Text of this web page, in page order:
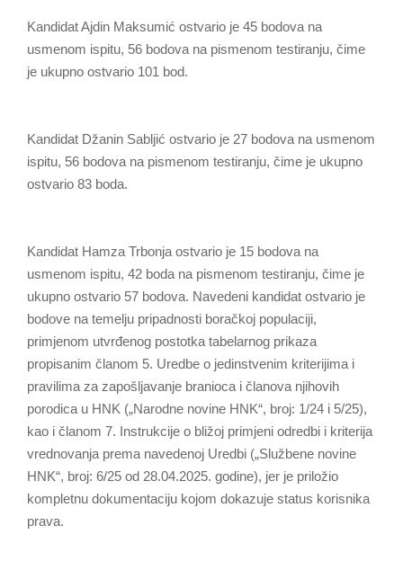
Kandidat Ajdin Maksumić ostvario je 45 bodova na
usmenom ispitu, 56 bodova na pismenom testiranju, čime
je ukupno ostvario 101 bod.
Kandidat Džanin Sabljić ostvario je 27 bodova na usmenom
ispitu, 56 bodova na pismenom testiranju, čime je ukupno
ostvario 83 boda.
Kandidat Hamza Trbonja ostvario je 15 bodova na
usmenom ispitu, 42 boda na pismenom testiranju, čime je
ukupno ostvario 57 bodova. Navedeni kandidat ostvario je
bodove na temelju pripadnosti boračkoj populaciji,
primjenom utvrđenog postotka tabelarnog prikaza
propisanim članom 5. Uredbe o jedinstvenim kriterijima i
pravilima za zapošljavanje branioca i članova njihovih
porodica u HNK („Narodne novine HNK“, broj: 1/24 i 5/25),
kao i članom 7. Instrukcije o bližoj primjeni odredbi i kriterija
vrednovanja prema navedenoj Uredbi („Službene novine
HNK“, broj: 6/25 od 28.04.2025. godine), jer je priložio
kompletnu dokumentaciju kojom dokazuje status korisnika
prava.